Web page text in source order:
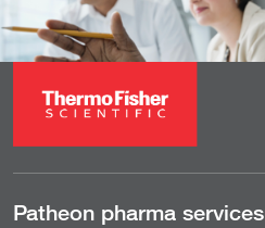
Patheon pharma services